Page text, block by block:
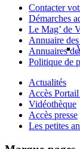
Contacter
Démarches
Le Mag’ de
Annuaire
Annuaires
Politique de
Actualités
Accès
Vidéothèque
Accès presse
Les petites